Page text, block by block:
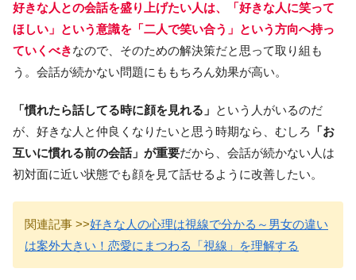
好きな人との会話を盛り上げたい人は、「好きな人に笑って
ほしい」という意識を「二人で笑い合う」という方向へ持っ
ていくべきなので、そのための解決策だと思って取り組も
う。会話が続かない問題にももちろん効果が高い。
「慣れたら話してる時に顔を見れる」 という人がいるのだ
が、好きな人と仲良くなりたいと思う時期なら、むしろ
「お
互いに慣れる前の会話」が重要だから、会話が続かない人は
初対面に近い状態でも顔を見て話せるように改善したい。
関連記事 >>好きな人の心理は視線で分かる～男女の違い
は案外大きい！恋愛にまつわる「視線」を理解する